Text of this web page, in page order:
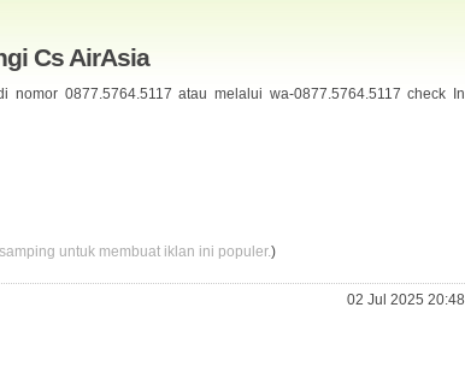
Cs AirAsia
0877.5764.5117 atau melalui wa-0877.5764.5117 check In
untuk membuat iklan ini populer.)
02 Jul 2025 20:48